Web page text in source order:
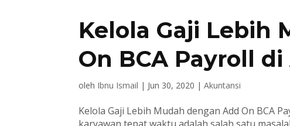
Kelola Gaji Lebih
On BCA Payroll
oleh Ibnu Ismail | Jun 30, 2020 |Akuntansi
Kelola Gaji Lebih Mudah dengan Add On BCA